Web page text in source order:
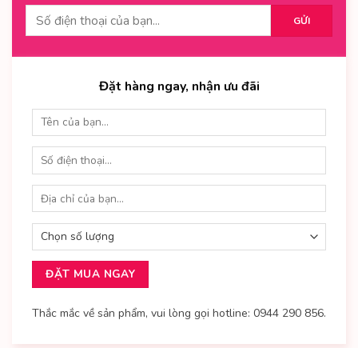
Đặt hàng ngay, nhận ưu đãi
Thắc mắc về sản phẩm, vui lòng gọi hotline: 0944 290 856.